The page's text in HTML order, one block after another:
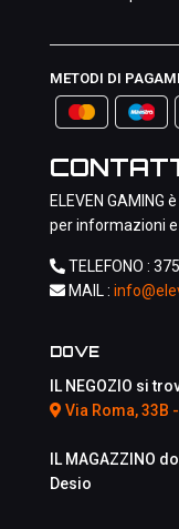
METODI DI
ELEVEN
per informazioni
TELEFONO :
MAIL :
DOVE
IL NEGOZIO si
Via Roma, 33B
IL MAGAZZINO
Desio